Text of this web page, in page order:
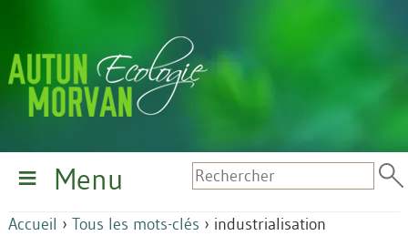
Menu
Accueil › Tous les mots-clés › industrialisation